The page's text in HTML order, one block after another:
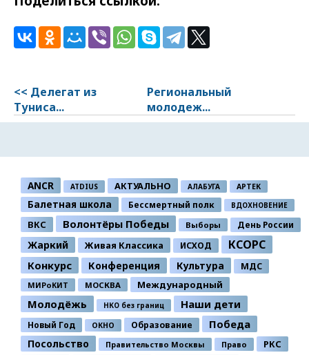
<< Делегат из
Туниса...
Региональный
молодеж...
ANCR ATDIUS АКТУАЛЬНО АЛАБУГА АРТЕК
Балетная школа Бессмертный полк ВДОХНОВЕНИЕ
ВКС Волонтёры Победы Выборы День России
Жаркий Живая Классика ИСХОД КСОРС
Конкурс Конференция Культура МДС
МИРоКИТ МОСКВА Международный
Молодёжь НКО без границ Наши дети
Новый Год ОКНО Образование Победа
Посольство Правительство Москвы Право РКС